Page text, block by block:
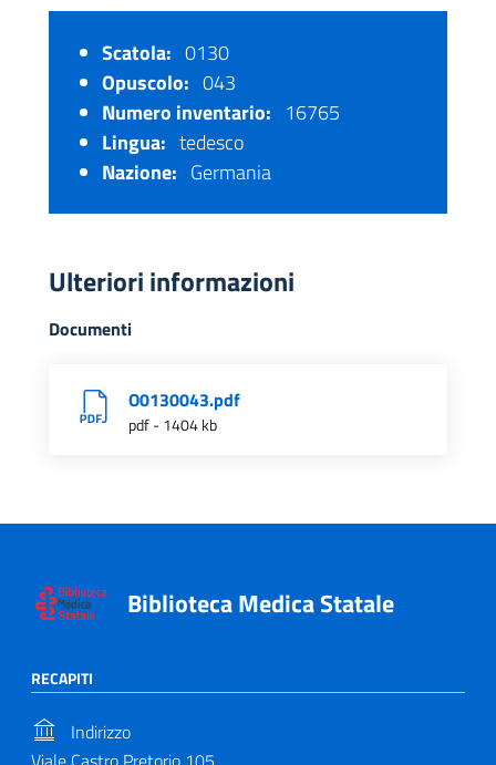
Scatola: 0130
Opuscolo: 043
Numero inventario: 16765
Lingua: tedesco
Nazione: Germania
Ulteriori informazioni
Documenti
O0130043.pdf
pdf - 1404 kb
Biblioteca Medica Statale
RECAPITI
Indirizzo